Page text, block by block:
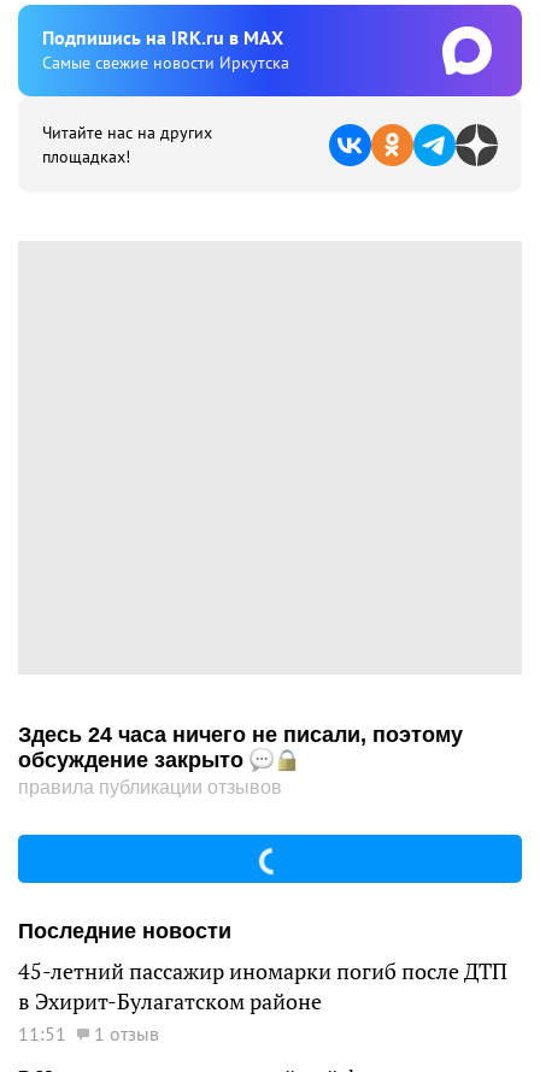
Подпишиcь на IRK.ru в MAX
Cамые свежие новости Иркутска
Читайте нас на других
площадках!
Здесь 24 часа ничего не писали, поэтому
обсуждение закрыто
правила публикации отзывов
Последние новости
45-летний пассажир иномарки погиб после ДТП
в Эхирит-Булагатском районе
11:51 1 отзыв